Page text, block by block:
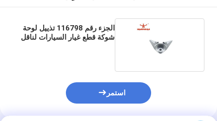
الجزء رقم 116798 تذييل لوحة
شوكة قطع غيار السيارات لناقل
استمر